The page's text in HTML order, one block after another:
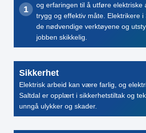
og erfaringen til å utføre elektriske
trygg og effektiv måte. Elektrikere i
de nødvendige verktøyene og
jobben skikkelig.
Sikkerhet
Elektrisk arbeid kan være farlig, og
Saltdal er opplært i sikkerhetstiltak og
unngå ulykker og skader.